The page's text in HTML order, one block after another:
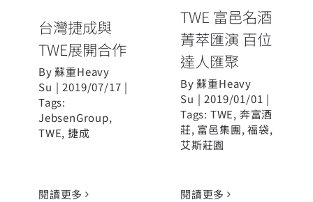
台灣捷成與
TWE展開合作
By蘇重Heavy
Su | 2019/07/17 |
Tags:
JebsenGroup,
TWE,捷成
閱讀更多
TWE 富邑名酒
菁萃匯演 百位
達人匯聚
By蘇重Heavy
Su | 2019/01/01 |
Tags: TWE, 奔富酒
莊, 富邑集團,福袋,
艾斯莊園
閱讀更多